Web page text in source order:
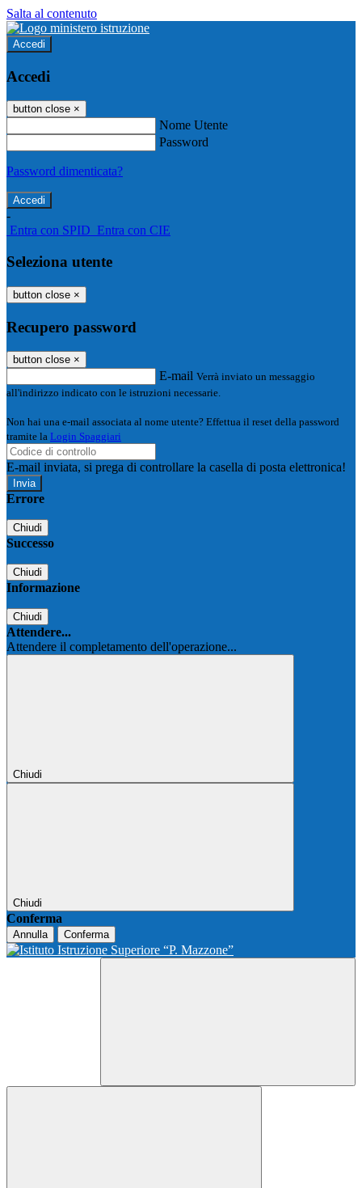
Salta al contenuto
Accedi
Accedi
button close ×
Nome Utente
Password
Password dimenticata?
-
Entra con SPID Entra con CIE
Seleziona utente
button close ×
Recupero password
button close ×
E-mail Verrà inviato un messaggio
all'indirizzo indicato con le istruzioni necessarie.
Non hai una e-mail associata al nome utente? Effettua il reset della password
tramite la Login Spaggiari
E-mail inviata, si prega di controllare la casella di posta elettronica!
Errore
Chiudi
Successo
Chiudi
Informazione
Chiudi
Attendere...
Attendere il completamento dell'operazione...
Chiudi
Chiudi
Conferma
Annulla Conferma